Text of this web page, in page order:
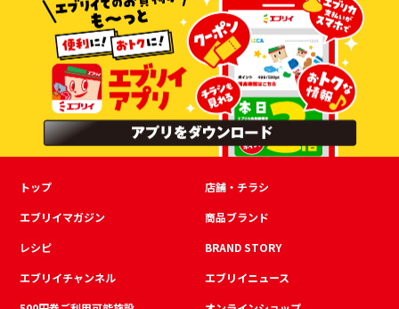
トップ
店舗・チラシ
エブリイマガジン
商品ブランド
レシピ
BRAND STORY
エブリイチャンネル
エブリイニュース